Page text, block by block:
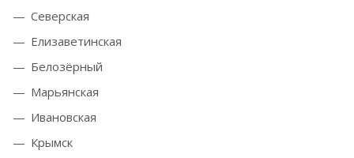
Северская
Елизаветинская
Белозёрный
Марьянская
Ивановская
Крымск